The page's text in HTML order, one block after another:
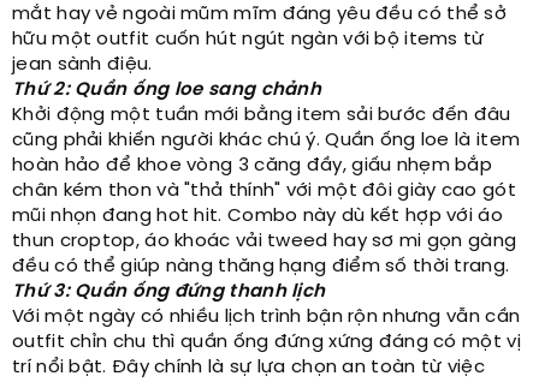
mắt hay vẻ ngoài mũm mĩm đáng yêu đều có thể sở
hữu một outfit cuốn hút ngút ngàn với bộ items từ
jean sành điệu.
Thứ 2: Quần ống loe sang chảnh
Khởi động một tuần mới bằng item sải bước đến đâu
cũng phải khiến người khác chú ý. Quần ống loe là item
hoàn hảo để khoe vòng 3 căng đầy, giấu nhẹm bắp
chân kém thon và "thả thính" với một đôi giày cao gót
mũi nhọn đang hot hit. Combo này dù kết hợp với áo
thun croptop, áo khoác vải tweed hay sơ mi gọn gàng
đều có thể giúp nàng thăng hạng điểm số thời trang.
Thứ 3: Quần ống đứng thanh lịch
Với một ngày có nhiều lịch trình bận rộn nhưng vẫn cần
outfit chỉn chu thì quần ống đứng xứng đáng có một vị
trí nổi bật. Đây chính là sự lựa chọn an toàn từ việc